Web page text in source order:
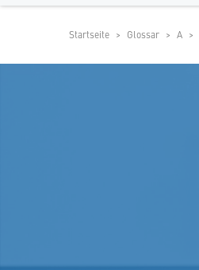
Ihr
Shop
Startseite Glossar A